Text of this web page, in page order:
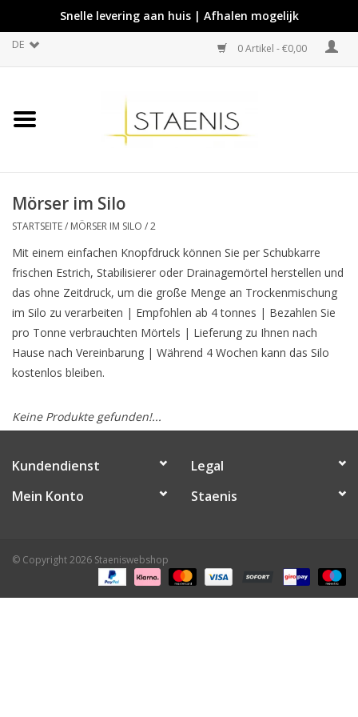
Snelle levering aan huis | Afhalen mogelijk
DE 0 Artikel - €0,00
Mörser im Silo
STARTSEITE/ MÖRSER IM SILO /2
Mit einem einfachen Knopfdruck können Sie per Schubkarre
frischen Estrich, Stabilisierer oder Drainagemörtel herstellen und
das ohne Zeitdruck, um die große Menge an Trockenmischung
im Silo zu verarbeiten | Empfohlen ab 4 tonnes | Bezahlen Sie
pro Tonne verbrauchten Mörtels | Lieferung zu Ihnen nach
Hause nach Vereinbarung | Während 4 Wochen kann das Silo
kostenlos bleiben.
Keine Produkte gefunden!...
Kundendienst
Legal
Mein Konto
Staenis
© Copyright 2026 Staeniswebshop